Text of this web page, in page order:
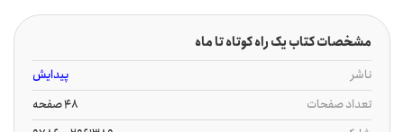
مشخصات کتاب یک راه کوتاه تا ماه
ناشر
پیدایش
تعداد صفحات
48 صفحه